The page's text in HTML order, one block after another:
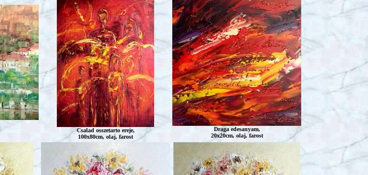
Csalad osszetarto ereje,
100x80cm, olaj, farost
Dragaedesanyam,
20x20cm, olaj, farost